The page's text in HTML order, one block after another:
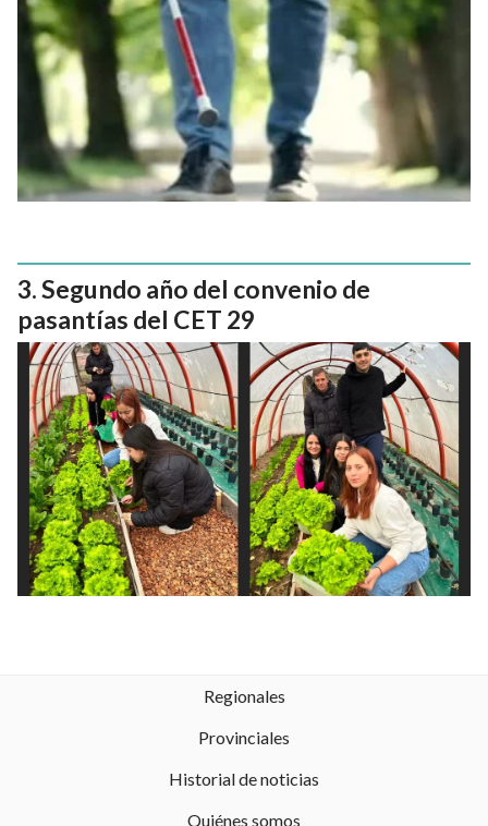
Segundo año del convenio de
pasantías del CET 29
Regionales
Provinciales
Historial de noticias
Quiénes somos